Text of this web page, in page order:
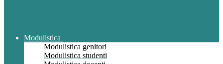
Modulistica
Modulistica genitori
Modulistica studenti